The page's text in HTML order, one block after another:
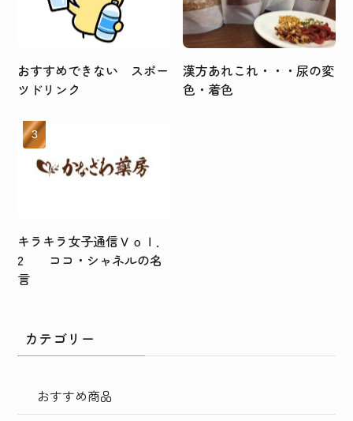
おすすめできない スポー
ツドリンク
漢方あれこれ・・・尿の変
色・着色
キラキラ女子通信Ｖｏｌ．
2 ココ・シャネルの名
言
カテゴリー
おすすめ商品